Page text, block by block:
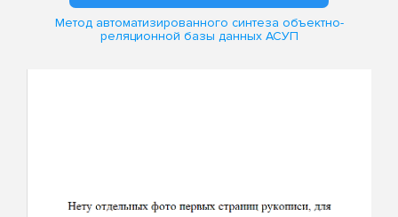
Метод автоматизированного синтеза объектно-
реляционной базы данных АСУП